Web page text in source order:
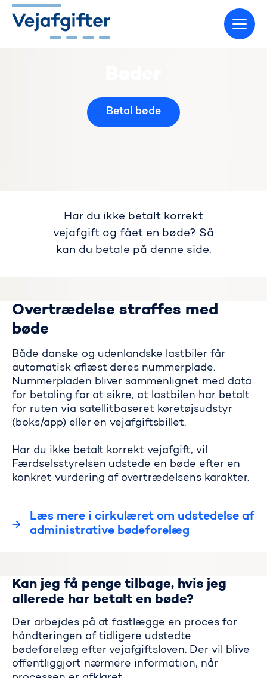
Betal bøde
Har du ikke betalt korrekt
vejafgift og fået en bøde? Så
kan du betale på denne side.
Overtrædelse straffes med
bøde
Både danske og udenlandske lastbiler får
automatisk aflæst deres nummerplade.
Nummerpladen bliver sammenlignet med data
for betaling for at sikre, at lastbilen har betalt
for ruten via satellitbaseret køretøjsudstyr
(boks/app) eller en vejafgiftsbillet.
Har du ikke betalt korrekt vejafgift, vil
Færdselsstyrelsen udstede en bøde efter en
konkret vurdering af overtrædelsens karakter.
Læs mere i cirkulæret om udstedelse af
administrative bødeforelæg
Kan jeg få penge tilbage, hvis jeg
allerede har betalt en bøde?
Der arbejdes på at fastlægge en proces for
håndteringen af tidligere udstedte
bødeforelæg efter vejafgiftsloven. Der vil blive
offentliggjort nærmere information, når